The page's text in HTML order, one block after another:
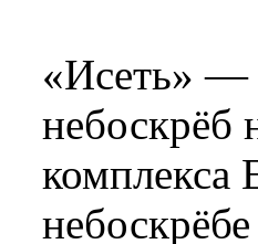
«Исеть» —
небоскрёб
комплекса